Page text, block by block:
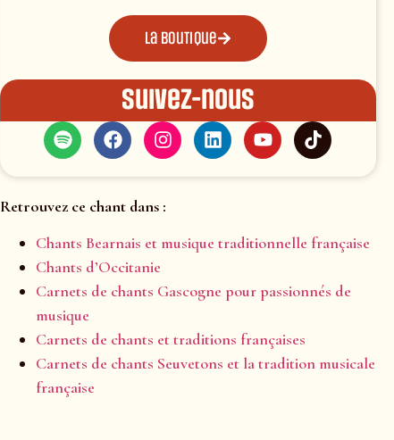
La boutique
Suivez-nous
Retrouvez ce chant dans :
Chants Bearnais et musique traditionnelle française
Chants d’Occitanie
Carnets de chants Gascogne pour passionnés de
musique
Carnets de chants et traditions françaises
Carnets de chants Seuvetons et la tradition musicale
française